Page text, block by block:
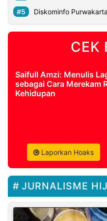
Diskominfo Purwakarta
CEK
Saifull Amzi: Menulis
sebagai Cara Merekam
Kehidupan
Laporkan Hoaks
JURNALISME